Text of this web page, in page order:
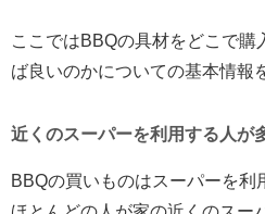
ここではBBQの具材をどこで購
ば良いのかについての基本情報
近くのスーパーを利用する人が
BBQの買いものはスーパーを利